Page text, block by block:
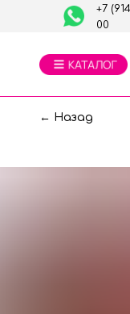
+7
00
← Назад